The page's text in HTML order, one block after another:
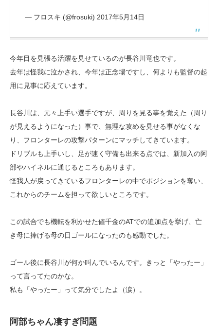
— フロスキ (@frosuki) 2017年5月14日
今年目を見張る活躍を見せているのが長谷川竜也です。
去年は怪我に泣かされ、今年は正念場ですし、何よりも監督の起
用に見事に応えています。
長谷川は、元々上手い選手ですが、周りを見る事を覚えた（周り
が見えるようになった）事で、無理な攻めを見せる事がなくな
り、フロンターレの攻撃パターンにマッチしてきています。
ドリブルも上手いし、足が速く守備も出来る点では、新加入の阿
部やハイネルに通じるところもあります。
怪我人が戻ってきているフロンターレの中でポジションを奪い、
これからのチームを担って欲しいところです。
この試合でも機転を利かせた値千金のATでの追加点を挙げ、亡
き母に捧げる母の日ゴールになったのも感動でした。
ゴール後に長谷川が何か叫んでいるんです。きっと「やったー」
って言ってたのかな。
私も「やったー」って気分でしたよ（涙）。
阿部ちゃん凄すぎ問題